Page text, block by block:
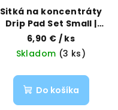
Sitká na koncentráty
Drip Pad Set Small |
Storz & Bickel |
Vaporama
6,90 € / ks
Skladom (3 ks)
Do košíka